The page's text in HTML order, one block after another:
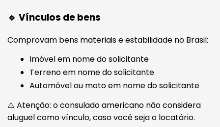
🔹 Vínculos de bens
Comprovam bens materiais e estabilidade no Brasil:
Imóvel em nome do solicitante
Terreno em nome do solicitante
Automóvel ou moto em nome do solicitante
⚠️ Atenção: o consulado americano não considera
aluguel como vínculo, caso você seja o locatário.